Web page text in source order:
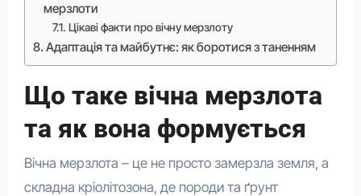
мерзлоти
Цікаві факти про вічну мерзлоту
Адаптація та майбутнє: як боротися з таненням
Що таке вічна мерзлота
та як вона формується
Вічна мерзлота – це не просто замерзла земля, а
складна кріолітозона, де породи та ґрунт